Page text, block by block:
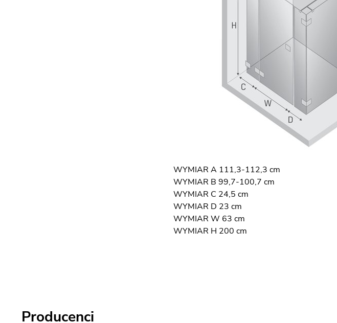
WYMIAR A 111,3-112,3 cm
WYMIAR B 99,7-100,7 cm
WYMIAR C 24,5 cm
WYMIAR D 23 cm
WYMIAR W 63 cm
WYMIAR H 200 cm
Producenci